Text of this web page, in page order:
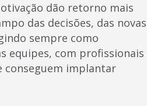
dão retorno mais
das decisões, das novas
sempre como
equipes, com profissionais
conseguem implantar